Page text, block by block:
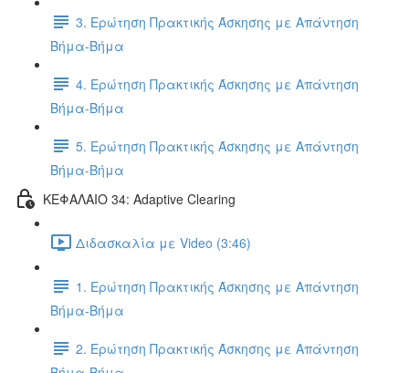
3. Ερώτηση Πρακτικής Άσκησης με Απάντηση
Βήμα-Βήμα
4. Ερώτηση Πρακτικής Άσκησης με Απάντηση
Βήμα-Βήμα
5. Ερώτηση Πρακτικής Άσκησης με Απάντηση
Βήμα-Βήμα
ΚΕΦΑΛΑΙΟ 34: Adaptive Clearing
Διδασκαλία με Video (3:46)
1. Ερώτηση Πρακτικής Άσκησης με Απάντηση
Βήμα-Βήμα
2. Ερώτηση Πρακτικής Άσκησης με Απάντηση